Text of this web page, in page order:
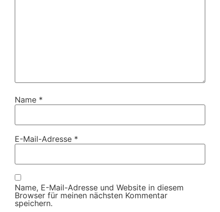
Name *
E-Mail-Adresse *
Name, E-Mail-Adresse und Website in diesem
Browser für meinen nächsten Kommentar
speichern.